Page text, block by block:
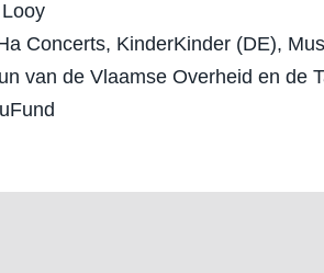
Concerts, KinderKinder (DE),
van de Vlaamse Overheid en de